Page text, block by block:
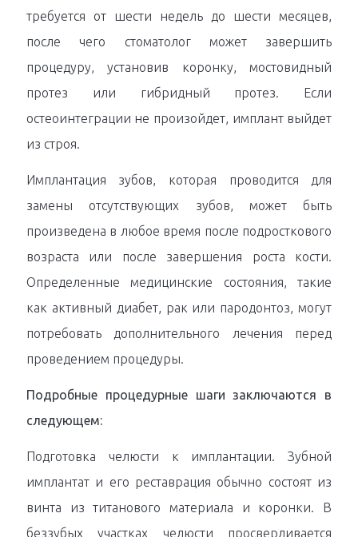
требуется от шести недель до шести месяцев,
после чего стоматолог может завершить
процедуру, установив коронку, мостовидный
протез или гибридный протез. Если
остеоинтеграции не произойдет, имплант выйдет
из строя.
Имплантация зубов, которая проводится для
замены отсутствующих зубов, может быть
произведена в любое время после подросткового
возраста или после завершения роста кости.
Определенные медицинские состояния, такие
как активный диабет, рак или пародонтоз, могут
потребовать дополнительного лечения перед
проведением процедуры.
Подробные процедурные шаги заключаются в
следующем:
Подготовка челюсти к имплантации. Зубной
имплантат и его реставрация обычно состоят из
винта из титанового материала и коронки. В
беззубых участках челюсти просверливается